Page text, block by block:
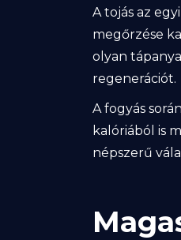
A tojás az
megőrzése
olyan
regenerációt.
A fogyás
kalóriából is
népszerű